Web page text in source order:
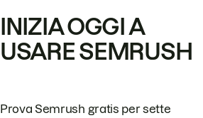
INIZIA OGGI A
USARE SEMRUSH
Prova Semrush gratis per sette